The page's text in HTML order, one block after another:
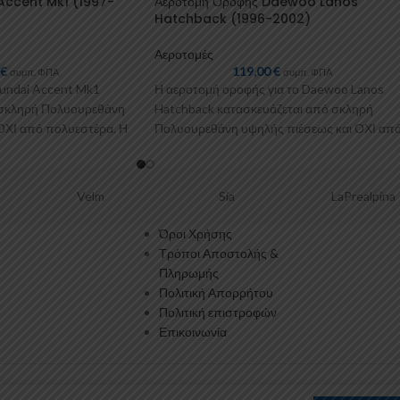
€ συμπ. ΦΠΑ
Accent Mk1
Πολυουρεθάνη
από πολυεστέρα. Η
Hatchback (1996-2002)
Αεροτομές
119,00€ συμπ. ΦΠΑ
Η αεροτομή οροφής για το Daewoo Lanos
Hatchback κατασκευάζεται από σκληρή
Πολυουρεθάνη υψηλής πιέσεως και ΟΧΙ από
Όροι Χρήσης
Τρόποι Αποστολής &
Πληρωμής
Πολιτική Απορρήτου
Πολιτική επιστροφών
Επικοινωνία